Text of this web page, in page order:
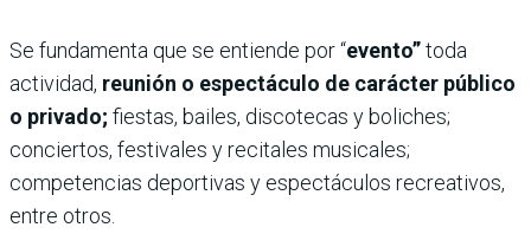
Se fundamenta que se entiende por “evento”toda
actividad, reunión o espectáculo de carácter público
o privado; fiestas, bailes, discotecas y boliches;
conciertos, festivales y recitales musicales;
competencias deportivas y espectáculos recreativos,
entre otros.